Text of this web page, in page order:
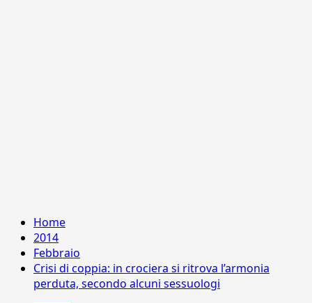
Home
2014
Febbraio
Crisi di coppia: in crociera si ritrova l’armonia
perduta, secondo alcuni sessuologi